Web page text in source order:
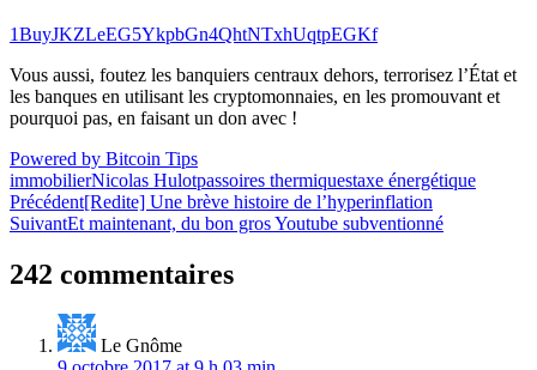
1BuyJKZLeEG5YkpbGn4QhtNTxhUqtpEGKf
Vous aussi, foutez les banquiers centraux dehors, terrorisez l’État et
les banques en utilisant les cryptomonnaies, en les promouvant et
pourquoi pas, en faisant un don avec !
Powered by Bitcoin Tips
immobilierNicolas Hulotpassoires thermiquestaxe énergétique
Navigation
de
l’article
Précédent[Redite] Une brève histoire de l’hyperinflation
SuivantEt maintenant, du bon gros Youtube subventionné
242 commentaires
Le Gnôme